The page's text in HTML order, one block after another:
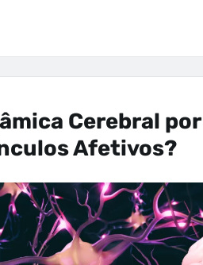
Cerebral
Afetivos?